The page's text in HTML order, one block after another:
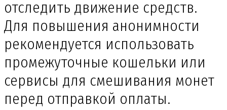
отследить движение средств.
Для повышения анонимности
рекомендуется использовать
промежуточные кошельки или
сервисы для смешивания монет
перед отправкой оплаты.